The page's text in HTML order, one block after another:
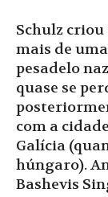
Schulz
mais de
pesadelo
quase se
com a
Galícia
húngaro).
Bashevis